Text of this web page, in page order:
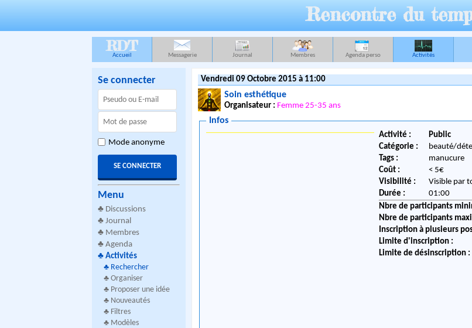
Rencontre du
RDT
Accueil Messagerie Journal Membres Agenda perso Activités
Se connecter
Mode anonyme
Menu
♣ Discussions
♣ Journal
♣ Membres
♣ Agenda
♣ Activités
♣ Rechercher
♣ Organiser
♣ Proposer une idée
♣ Nouveautés
♣ Filtres
♣ Modèles
Vendredi 09 Octobre 2015 à 11:00
Soin esthétique
Organisateur : Femme 25-35 ans
Infos
Activité :
Public
Catégorie :
beauté/
Tags :
manucure
Coût :
< 5€
Visibilité :
Visible par
Durée :
01:00
Nbre de participants
Nbre de participants
Inscription à plusieurs
Limite d'inscription :
Limite de désinscription :